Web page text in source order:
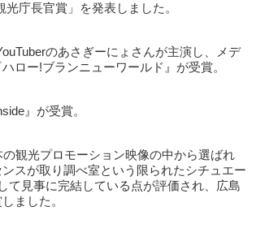
庁長官賞」を発表しました。
のあさぎーにょさんが主演し、メデ
ロー!ブランニューワールド』が受賞。
』が受賞。
観光プロモーション映像の中から選ばれ
スが取り調べ室という限られたシチュエー
て見事に完結している点が評価され、広島
ました。